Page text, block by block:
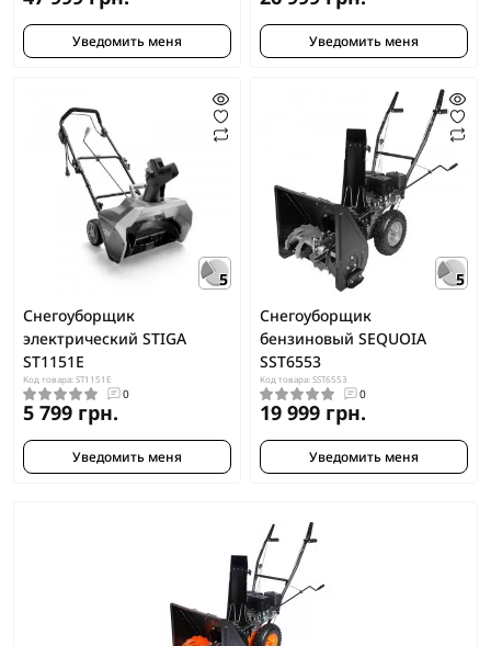
Уведомить меня Уведомить меня
5
Снегоуборщик
электрический STIGA
ST1151E
Код товара: ST1151E
0
5 799 грн.
Уведомить меня
5
Снегоуборщик
бензиновый SEQUOIA
SST6553
Код товара: SST6553
0
19 999 грн.
Уведомить меня